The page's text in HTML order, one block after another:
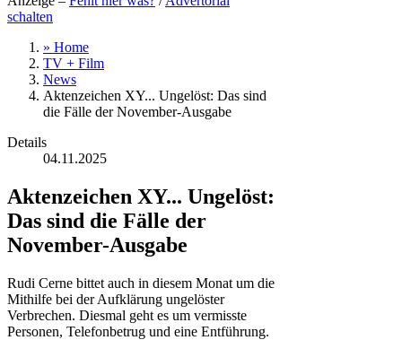
schalten
» Home
TV + Film
News
Aktenzeichen XY... Ungelöst: Das sind
die Fälle der November-Ausgabe
Details
04.11.2025
Aktenzeichen XY... Ungelöst:
Das sind die Fälle der
November-Ausgabe
Rudi Cerne bittet auch in diesem Monat um die
Mithilfe bei der Aufklärung ungelöster
Verbrechen. Diesmal geht es um vermisste
Personen, Telefonbetrug und eine Entführung.